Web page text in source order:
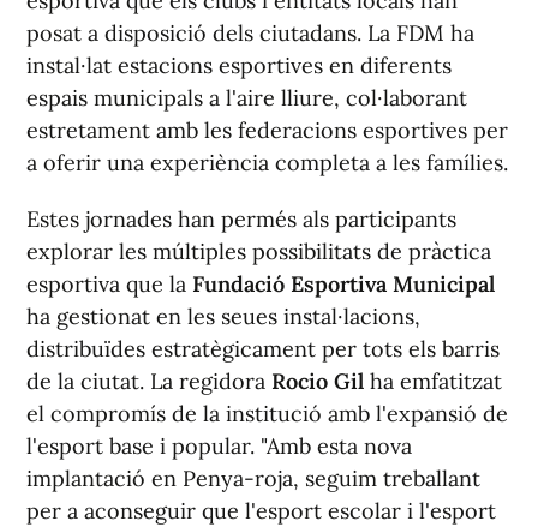
posat a disposició dels ciutadans. La FDM ha
instal·lat estacions esportives en diferents
espais municipals a l'aire lliure, col·laborant
estretament amb les federacions esportives per
a oferir una experiència completa a les famílies.
Estes jornades han permés als participants
explorar les múltiples possibilitats de pràctica
esportiva que la Fundació Esportiva Municipal
ha gestionat en les seues instal·lacions,
distribuïdes estratègicament per tots els barris
de la ciutat. La regidora Rocio Gil ha emfatitzat
el compromís de la institució amb l'expansió de
l'esport base i popular. "Amb esta nova
implantació en Penya-roja, seguim treballant
per a aconseguir que l'esport escolar i l'esport